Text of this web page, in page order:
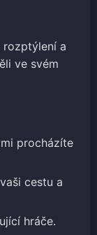
rozptýlení a
ve svém
procházíte
cestu a
hráče.